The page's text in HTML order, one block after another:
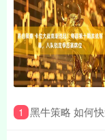
1 黑牛策略 如何